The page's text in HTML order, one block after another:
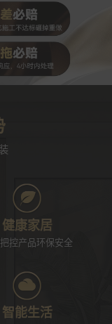
健康家居
控产品环保安全
智能生活